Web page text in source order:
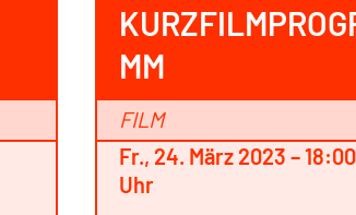
MM
FILM
Fr., 24. März 2023 – 18:00
Uhr